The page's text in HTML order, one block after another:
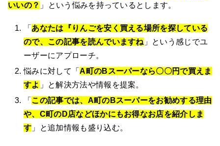
いいの？ 」という悩みを持っているとします。
「 あなたは『りんごを安く買える場所を探している
ので、この記事を読んでいますね 」という感じでユ
ーザーにアプローチ。
悩みに対して「A町のBスーパーなら〇〇円で買えま
すよ 」と解決方法や情報を提案。
「 この記事では、 A町のBスーパーをお勧めする理由
や、 C町のD店などほかにもお得なお店を紹介しま
す 」と追加情報も盛り込む。